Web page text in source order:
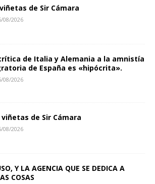
de Sir Cámara
08/2026
de Italia y Alemania a la amnistía
de España es «hipócrita».
08/2026
viñetas de Sir Cámara
08/2026
Y LA AGENCIA QUE SE DEDICA A
COSAS